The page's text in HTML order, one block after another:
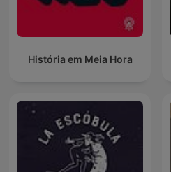
História em Meia Hora